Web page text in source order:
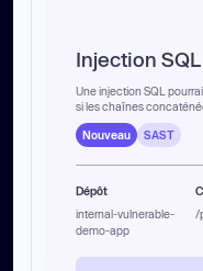
Injection
Une injection SQL
si les chaînes
Nouveau SAST
Dépôt
internal-vulnerable-
demo-app
/